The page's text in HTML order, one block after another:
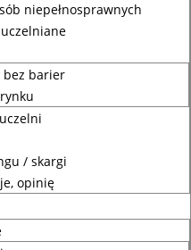
niepełnosprawnych
uczelniane
bez barier
/ skargi
opinię